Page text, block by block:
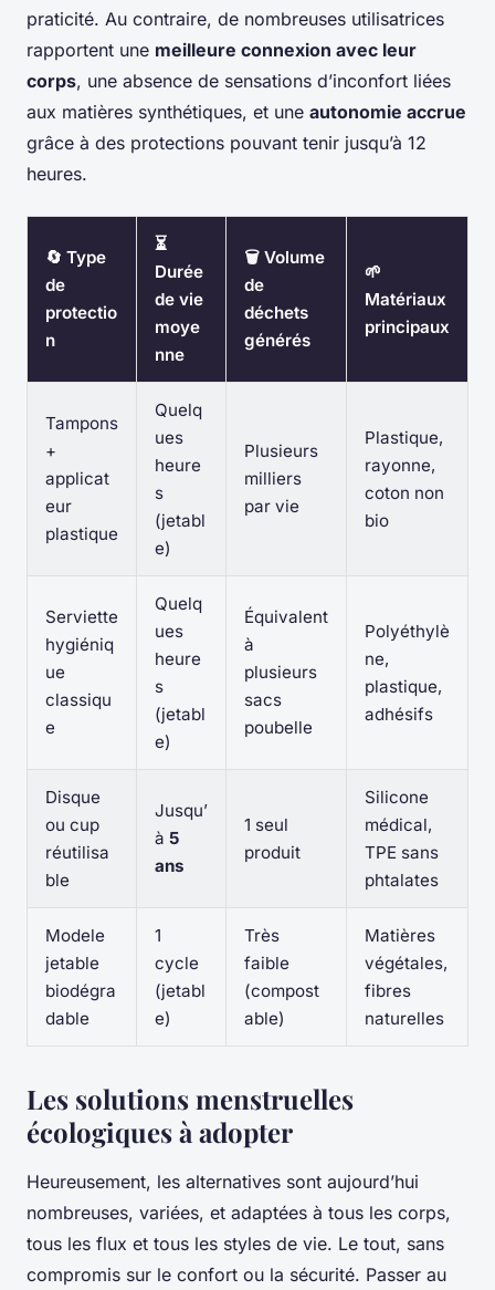
praticité. Au contraire, de nombreuses utilisatrices
rapportent une meilleure connexion avec leur
corps, une absence de sensations d’inconfort liées
aux matières synthétiques, et une autonomie accrue
grâce à des protections pouvant tenir jusqu’à 12
heures.
🔄 Type
de
protectio
n
⏳
Durée
de vie
moye
nne
🗑️ Volume
de
déchets
générés
🌱
Matériaux
principaux
Tampons
+
applicat
eur
plastique
Quelq
ues
heure
s
(jetabl
e)
Plusieurs
milliers
par vie
Plastique,
rayonne,
coton non
bio
Serviette
hygiéniq
ue
classiqu
e
Quelq
ues
heure
s
(jetabl
e)
Équivalent
à
plusieurs
sacs
poubelle
Polyéthylè
ne,
plastique,
adhésifs
Disque
ou cup
réutilisa
ble
Jusqu’
à 5
ans
1 seul
produit
Silicone
médical,
TPE sans
phtalates
Modele
jetable
biodégra
dable
1
cycle
(jetabl
e)
Très
faible
(compost
able)
Matières
végétales,
fibres
naturelles
Les solutions menstruelles
écologiques à adopter
Heureusement, les alternatives sont aujourd’hui
nombreuses, variées, et adaptées à tous les corps,
tous les flux et tous les styles de vie. Le tout, sans
compromis sur le confort ou la sécurité. Passer au